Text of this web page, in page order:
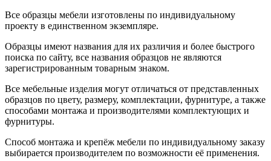
Все образцы мебели изготовлены по индивидуальному
проекту в единственном экземпляре.
Образцы имеют названия для их различия и более быстрого
поиска по сайту, все названия образцов не являются
зарегистрированным товарным знаком.
Все мебельные изделия могут отличаться от представленных
образцов по цвету, размеру, комплектации, фурнитуре, а также
способами монтажа и производителями комплектующих и
фурнитуры.
Способ монтажа и крепёж мебели по индивидуальному заказу
выбирается производителем по возможности её применения.